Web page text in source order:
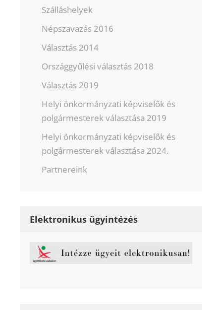
Szálláshelyek
Népszavazás 2016
Választás 2014
Országgyűlési választás 2018
Választás 2019
Helyi önkormányzati képviselők és
polgármesterek választása 2019
Helyi önkormányzati képviselők és
polgármesterek választása 2024.
Partnereink
Elektronikus ügyintézés